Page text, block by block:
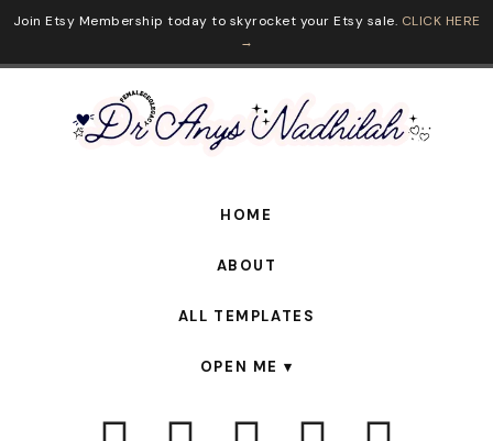
Join Etsy Membership today to skyrocket your Etsy sale. CLICK HERE
→
HOME
ABOUT
ALL TEMPLATES
OPEN ME